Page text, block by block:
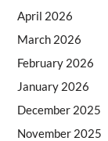
April 2026
March 2026
February 2026
January 2026
December 2025
November 2025